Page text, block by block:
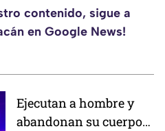
contenido, sigue a
en Google News!
Ejecutan a hombre y
abandonan su cuerpo